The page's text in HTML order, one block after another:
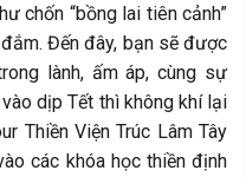
chốn “bồng lai tiên cảnh”
Đến đây, bạn sẽ được
lành, ấm áp, cùng sự
dịp Tết thì không khí lại
Thiền Viện Trúc Lâm Tây
các khóa học thiền định